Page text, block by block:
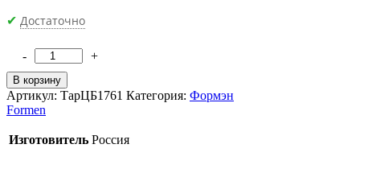
✔ Достаточно
Количество
товара
Газированный
напиток
Formen
Black
Apple
- +
В корзину
Артикул: ТарЦБ1761 Категория: Формэн
Formen
Изготовитель Россия